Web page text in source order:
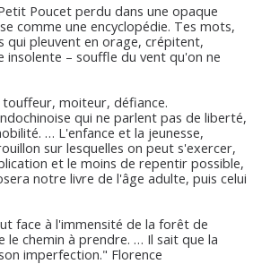
Poucet perdu dans une opaque
comme une encyclopédie. Tes mots,
qui pleuvent en orage, crépitent,
insolente – souffle du vent qu'on ne
moiteur, défiance.
qui ne parlent pas de liberté,
… L'enfance et la jeunesse,
sur lesquelles on peut s'exercer,
et le moins de repentir possible,
notre livre de l'âge adulte, puis celui
face à l'immensité de la forêt de
le chemin à prendre. … Il sait que la
imperfection." Florence